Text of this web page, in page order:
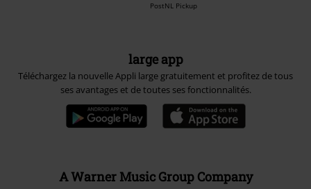
PostNL Pickup
large app
Téléchargez la nouvelle Appli large gratuitement et profitez de tous
ses avantages et de toutes ses fonctionnalités.
A Warner Music Group Company